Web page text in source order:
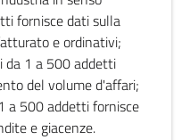
fornisce dati sulla
e ordinativi;
da 1 a 500 addetti
del volume d'affari;
a 500 addetti fornisce
e giacenze.